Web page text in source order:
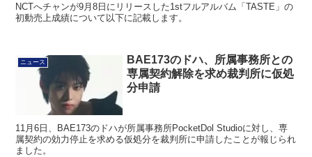
NCTへチャンが9月8日にリリースした1stフルアルバム「TASTE」の
初動売上成績について以下に記載します。
ニュース
BAE173のドハ、所属事務所との
専属契約解除を求め裁判所に仮処
分申請
11月6日、BAE173のドハが所属事務所PocketDol Studioに対し、専
属契約の効力停止を求める仮処分を裁判所に申請したことが報じられ
ました。